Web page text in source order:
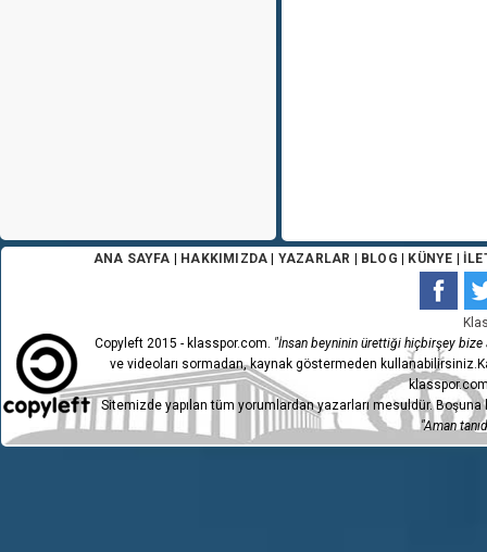
ANA SAYFA HAKKIMIZDA YAZARLAR BLOG KÜNYE
Copyleft 2015 - klasspor.com. "İnsan beyninin ürettiği hiçbirşey bize
ve videoları sormadan, kaynak göstermeden
Sitemizde yapılan tüm yorumlardan yazarları mesuldür.
"Aman